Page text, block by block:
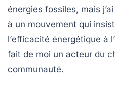
énergies fossiles, mais
à un mouvement qui
l’efficacité énergétique à
fait de moi un acteur du
communauté.